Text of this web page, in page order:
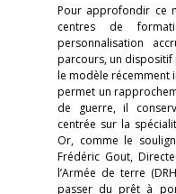
Pour approfondir ce
centres de
personnalisation
parcours, un dispositif
le modèle récemment
permet un
de guerre, il
centrée sur la
Or, comme le
Frédéric Gout,
l’Armée de terre
passer du prêt à